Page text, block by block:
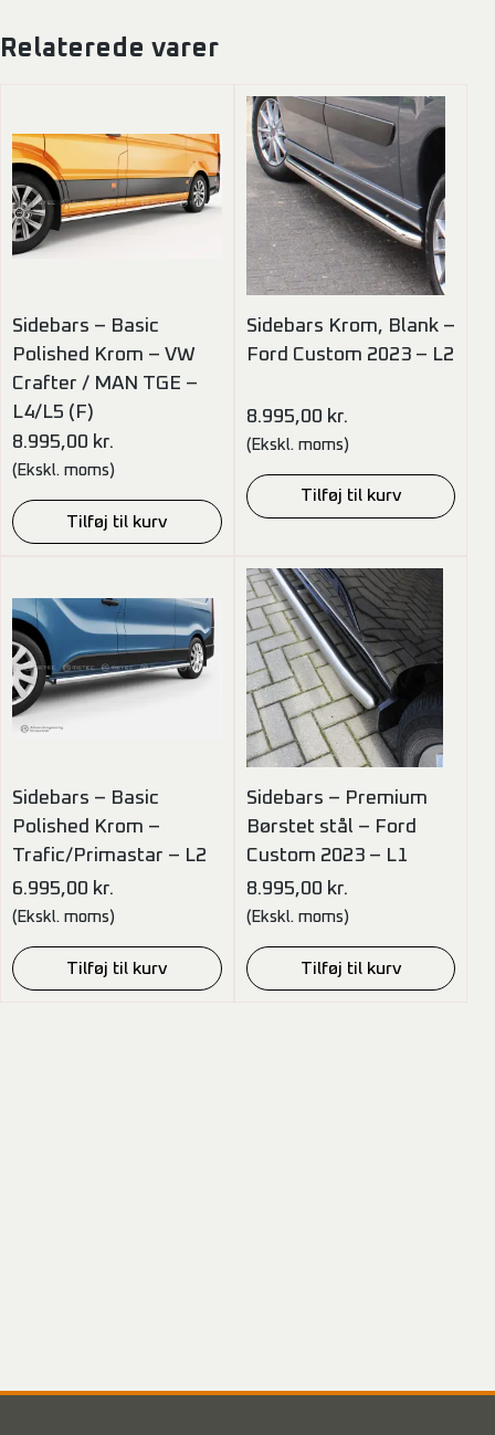
Relaterede varer
Sidebars – Basic
Polished Krom – VW
Crafter / MAN TGE –
L4/L5 (F)
8.995,00 kr.
(Ekskl. moms)
Tilføj til kurv
Sidebars Krom, Blank –
Ford Custom 2023 – L2
8.995,00 kr.
(Ekskl. moms)
Tilføj til kurv
Sidebars – Basic
Polished Krom –
Trafic/Primastar – L2
6.995,00 kr.
(Ekskl. moms)
Tilføj til kurv
Sidebars – Premium
Børstet stål – Ford
Custom 2023 – L1
8.995,00 kr.
(Ekskl. moms)
Tilføj til kurv